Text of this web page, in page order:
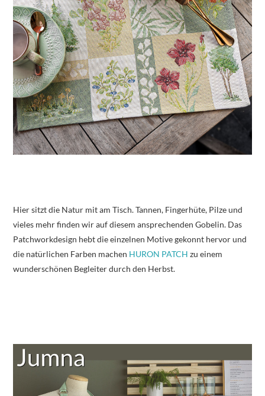
Hier sitzt die Natur mit am Tisch. Tannen, Fingerhüte, Pilze und
vieles mehr finden wir auf diesem ansprechenden Gobelin. Das
Patchworkdesign hebt die einzelnen Motive gekonnt hervor und
die natürlichen Farben machen HURON PATCH zu einem
wunderschönen Begleiter durch den Herbst.